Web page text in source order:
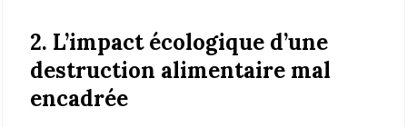
2. L’impact écologique d’une
destruction alimentaire mal
encadrée